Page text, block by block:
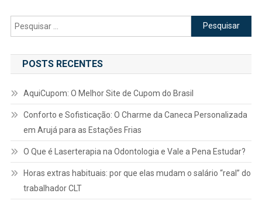
Pesquisar
por:
POSTS RECENTES
AquiCupom: O Melhor Site de Cupom do Brasil
Conforto e Sofisticação: O Charme da Caneca Personalizada
em Arujá para as Estações Frias
O Que é Laserterapia na Odontologia e Vale a Pena Estudar?
Horas extras habituais: por que elas mudam o salário “real” do
trabalhador CLT